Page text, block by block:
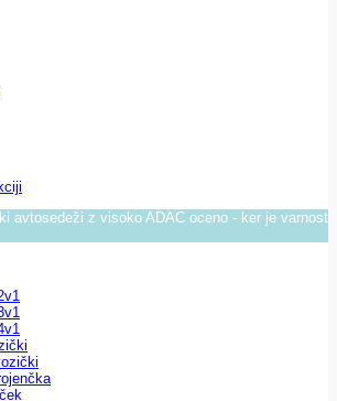
avtosedeži z visoko ADAC oceno - ker je varnost